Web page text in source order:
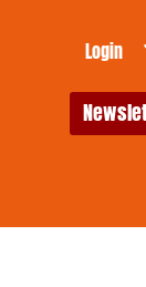
Login